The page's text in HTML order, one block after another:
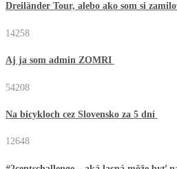
Dreiländer Tour, alebo ako som si
14258
Aj ja som admin ZOMRI
54208
Na bicykloch cez Slovensko za 5 dní
12648